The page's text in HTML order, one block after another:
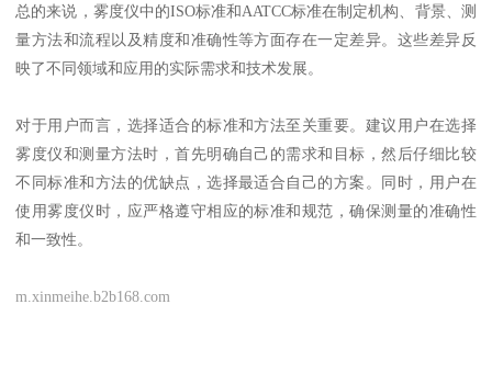
总的来说，雾度仪中的ISO标准和AATCC标准在制定机构、背景、测
量方法和流程以及精度和准确性等方面存在一定差异。这些差异反
映了不同领域和应用的实际需求和技术发展。
对于用户而言，选择适合的标准和方法至关重要。建议用户在选择
雾度仪和测量方法时，首先明确自己的需求和目标，然后仔细比较
不同标准和方法的优缺点，选择最适合自己的方案。同时，用户在
使用雾度仪时，应严格遵守相应的标准和规范，确保测量的准确性
和一致性。
m.xinmeihe.b2b168.com